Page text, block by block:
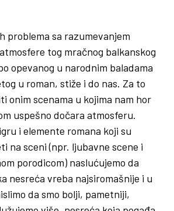
problema sa razumevanjem
tog mračnog balkanskog
opevanog u narodnim baladama
u roman, stiže i do nas. Za to
onim scenama u kojima nam hor
uspešno dočara atmosferu.
i elemente romana koji su
na sceni (npr. ljubavne scene i
porodicom) naslućujemo da
nesreća vreba najsiromašnije i u
da smo bolji, pametniji,